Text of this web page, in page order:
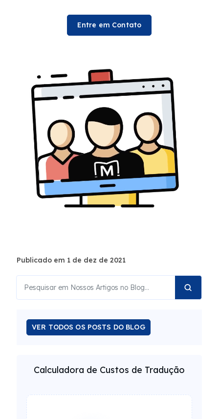
Entre em Contato
Publicado em 1 de dez de 2021
VER TODOS OS POSTS DO BLOG
Calculadora de Custos de Tradução